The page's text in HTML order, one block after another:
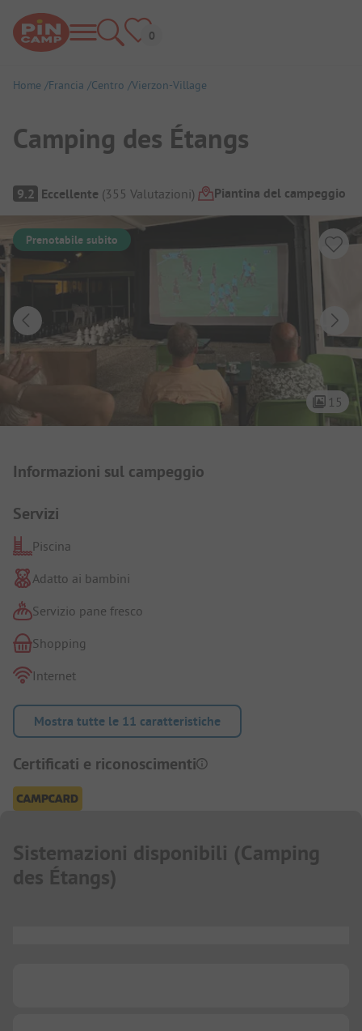
Home Francia Centro Vierzon-Village
Camping des Étangs
Panoramica del campeggio
9.2 Eccellente (355 Valutazioni) Piantina del campeggio
Prenotabile subito
15
Informazioni sul campeggio
Servizi
Piscina
Adatto ai bambini
Servizio pane fresco
Shopping
Internet
Mostra tutte le 11 caratteristiche
Certificati e riconoscimenti
Sistemazioni disponibili (Camping
des Étangs)